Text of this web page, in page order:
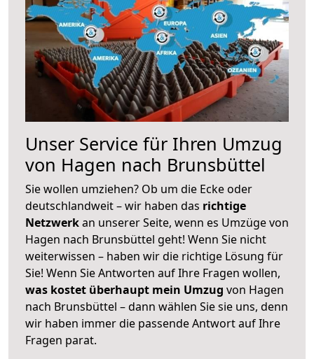
Unser Service für Ihren Umzug
von Hagen nach Brunsbüttel
Sie wollen umziehen? Ob um die Ecke oder
deutschlandweit – wir haben das richtige
Netzwerkan unserer Seite, wenn es Umzüge von
Hagen nach Brunsbüttel geht! Wenn Sie nicht
weiterwissen – haben wir die richtige Lösung für
Sie! Wenn Sie Antworten auf Ihre Fragen wollen,
was kostet überhaupt mein Umzug von Hagen
nach Brunsbüttel – dann wählen Sie sie uns, denn
wir haben immer die passende Antwort auf Ihre
Fragen parat.